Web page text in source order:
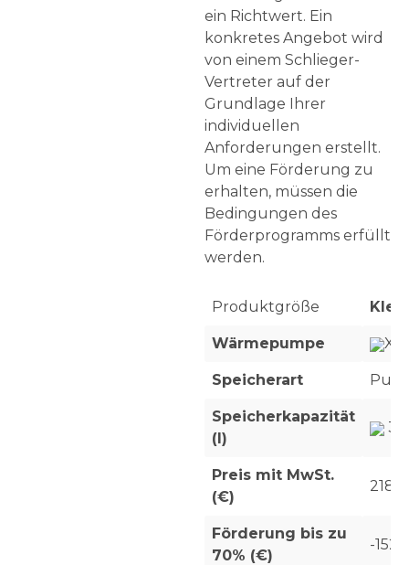
ein Richtwert. Ein
konkretes Angebot wird
von einem Schlieger-
Vertreter auf der
Grundlage Ihrer
individuellen
Anforderungen erstellt.
Um eine Förderung zu
erhalten, müssen die
Bedingungen des
Förderprogramms erfüllt
werden.
Produktgröße
Wärmepumpe X
Speicherart
Speicherkapazität
(l)
Preis mit MwSt.
(€)
21819
Förderung bis zu
70% (€)
-